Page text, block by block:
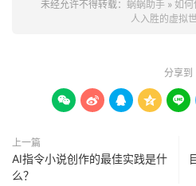
未经允许不得转载： 蜗蜗助手» 如何
人入胜的虚拟
分享到
    
上一篇
AI指令小说创作的最佳实践是什
么？